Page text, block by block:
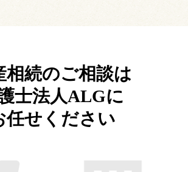
相続のご相談は
士法人ALGに
任せください